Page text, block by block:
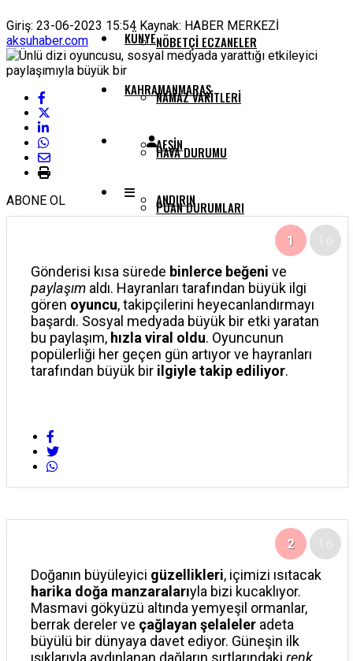
NÖBETÇI ECZANELER
NAMAZ VAKITLERI
HAVA DURUMU
PUAN DURUMLARI
YAYINLAR
KÜNYE
KAHRAMANMARAŞ
AFŞIN
ANDIRIN
ELBISTAN
GÖKSUN
Giriş: 23-06-2023 15:54 Kaynak: HABER MERKEZİ
aksuhaber.com
ABONE OL
1
Gönderisi kısa sürede binlerce beğeni ve
paylaşım aldı. Hayranları tarafından büyük ilgi
gören oyuncu, takipçilerini heyecanlandırmayı
başardı. Sosyal medyada büyük bir etki yaratan
bu paylaşım, hızla viral oldu. Oyuncunun
popülerliği her geçen gün artıyor ve hayranları
tarafından büyük bir ilgiyle takip ediliyor.
2
Doğanın büyüleyici güzellikleri, içimizi ısıtacak
harika doğa manzaralarıyla bizi kucaklıyor.
Masmavi gökyüzü altında yemyeşil ormanlar,
berrak dereler ve çağlayan şelaleler adeta
büyülü bir dünyaya davet ediyor. Güneşin ilk
ışıklarıyla aydınlanan dağların sırtlarındaki renk